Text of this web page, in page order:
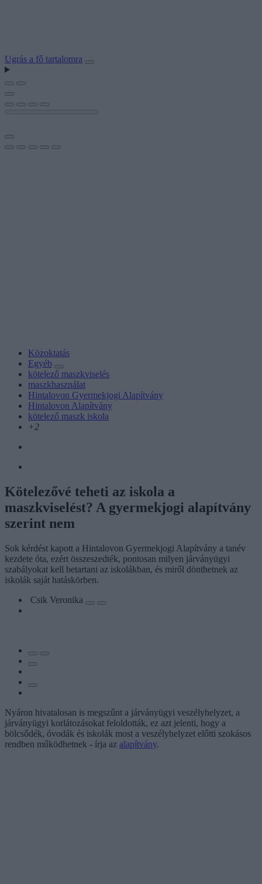
Ugrás a fő tartalomra
Közoktatás
Egyéb
kötelező maszkviselés
maszkhasználat
Hintalovon Gyermekjogi Alapítvány
Hintalovon Alapítvány
kötelező maszk iskola
+2
Kötelezővé teheti az iskola a
maszkviselést? A gyermekjogi alapítvány
szerint nem
Sok kérdést kapott a Hintalovon Gyermekjogi Alapítvány a tanév
kezdete óta, ezért összeszedték, pontosan milyen járványügyi
szabályokat kell betartani az iskolákban, és miről dönthetnek az
iskolák saját hatáskörben.
Csik Veronika
Nyáron hivatalosan is megszűnt a járványügyi veszélyhelyzet, a
járványügyi korlátozásokat feloldották, ez azt jelenti, hogy a
bölcsődék, óvodák és iskolák most a veszélyhelyzet előtti szokásos
rendben működhetnek - írja az alapítvány.